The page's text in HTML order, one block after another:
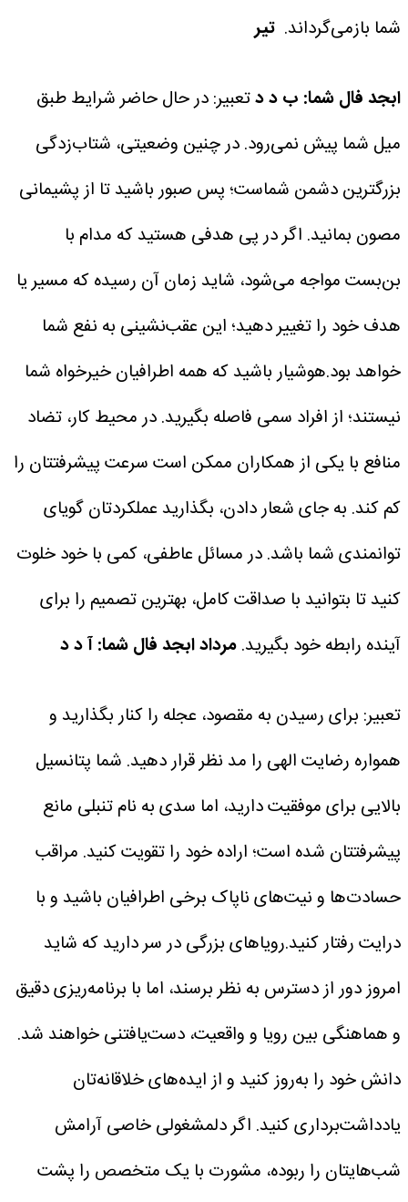
شما بازمی‌گرداند. تیر
ابجد فال شما: ب د دتعبیر: در حال حاضر شرایط طبق
میل شما پیش نمی‌رود. در چنین وضعیتی، شتاب‌زدگی
بزرگترین دشمن شماست؛ پس صبور باشید تا از پشیمانی
مصون بمانید. اگر در پی هدفی هستید که مدام با
بن‌بست مواجه می‌شود، شاید زمان آن رسیده که مسیر یا
هدف خود را تغییر دهید؛ این عقب‌نشینی به نفع شما
خواهد بود.هوشیار باشید که همه اطرافیان خیرخواه شما
نیستند؛ از افراد سمی فاصله بگیرید. در محیط کار، تضاد
منافع با یکی از همکاران ممکن است سرعت پیشرفتتان را
کم کند. به جای شعار دادن، بگذارید عملکردتان گویای
توانمندی شما باشد. در مسائل عاطفی، کمی با خود خلوت
کنید تا بتوانید با صداقت کامل، بهترین تصمیم را برای
آینده رابطه خود بگیرید.مردادابجد فال شما: آ د د
تعبیر: برای رسیدن به مقصود، عجله را کنار بگذارید و
همواره رضایت الهی را مد نظر قرار دهید. شما پتانسیل
بالایی برای موفقیت دارید، اما سدی به نام تنبلی مانع
پیشرفتتان شده است؛ اراده خود را تقویت کنید. مراقب
حسادت‌ها و نیت‌های ناپاک برخی اطرافیان باشید و با
درایت رفتار کنید.رویاهای بزرگی در سر دارید که شاید
امروز دور از دسترس به نظر برسند، اما با برنامه‌ریزی دقیق
و هماهنگی بین رویا و واقعیت، دست‌یافتنی خواهند شد.
دانش خود را به‌روز کنید و از ایده‌های خلاقانه‌تان
یادداشت‌برداری کنید. اگر دلمشغولی خاصی آرامش
شب‌هایتان را ربوده، مشورت با یک متخصص را پشت